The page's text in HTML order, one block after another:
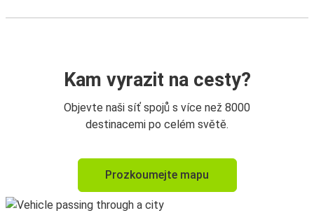
Kam vyrazit na cesty?
Objevte naši síť spojů s více než 8000
destinacemi po celém světě.
Prozkoumejte mapu